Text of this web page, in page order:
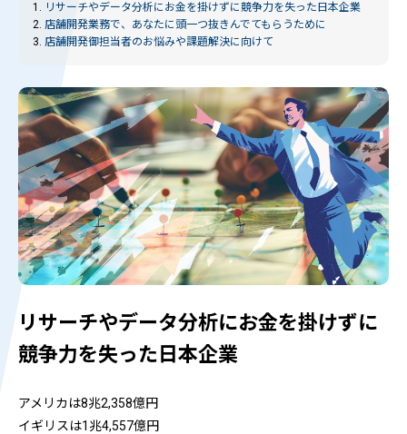
1. リサーチやデータ分析にお金を掛けずに競争力を失った日本企業
2. 店舗開発業務で、あなたに頭一つ抜きんでてもらうために
3. 店舗開発御担当者のお悩みや課題解決に向けて
リサーチやデータ分析にお金を掛けずに
競争力を失った日本企業
アメリカは8兆2,358億円
イギリスは1兆4,557億円